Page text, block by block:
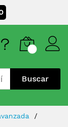
Buscar